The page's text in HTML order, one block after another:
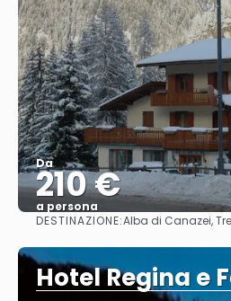
Da
210 €
a persona
Vedere
DESTINAZIONE:Alba di Canazei,
Hotel Regina e